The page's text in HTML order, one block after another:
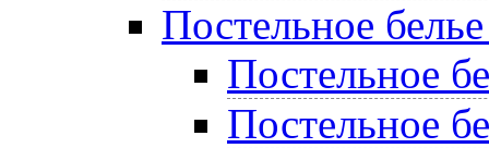
Постельное
Постельное
Постельное